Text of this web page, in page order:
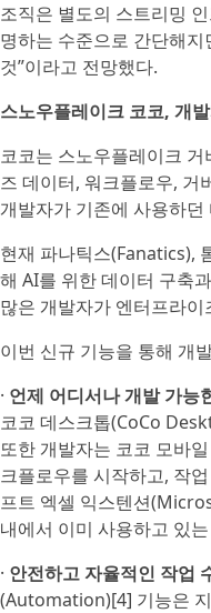
조직은 별도의 스트리밍
명하는 수준으로 간단해
것”이라고 전망했다.
스노우플레이크 코코, 개
코코는 스노우플레이크
즈 데이터, 워크플로우, 거
개발자가 기존에 사용하
현재 파나틱스(Fanatics),
해 AI를 위한 데이터 구축
많은 개발자가 엔터프라
이번 신규 기능을 통해 개
· 언제 어디서나 개발 가능
코코 데스크톱(CoCo
또한 개발자는 코코 모바
크플로우를 시작하고, 작
프트 엑셀 익스텐션
내에서 이미 사용하고 있
· 안전하고 자율적인 작업
(Automation)[4] 기능은